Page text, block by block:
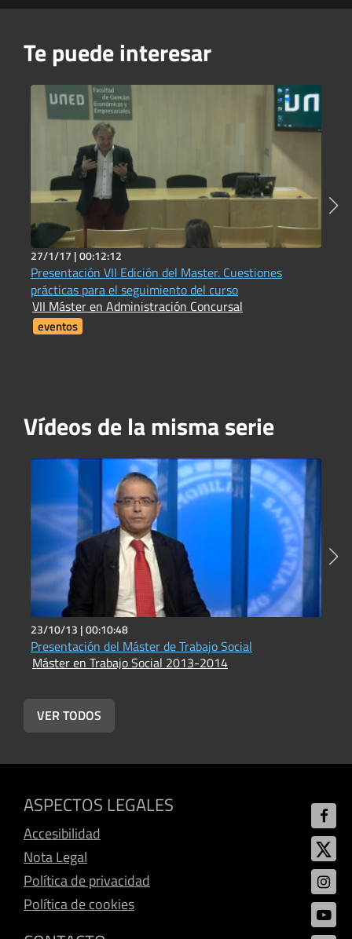
Te puede interesar
27/1/17 |00:12:12
Presentación VII Edición del Master. Cuestiones
prácticas para el seguimiento del curso
VII Máster en Administración Concursal
eventos
Vídeos de la misma serie
23/10/13 |00:10:48
Presentación del Máster de Trabajo Social
Máster en Trabajo Social 2013-2014
VER TODOS
ASPECTOS LEGALES
Accesibilidad
Nota Legal
Política de privacidad
Política de cookies